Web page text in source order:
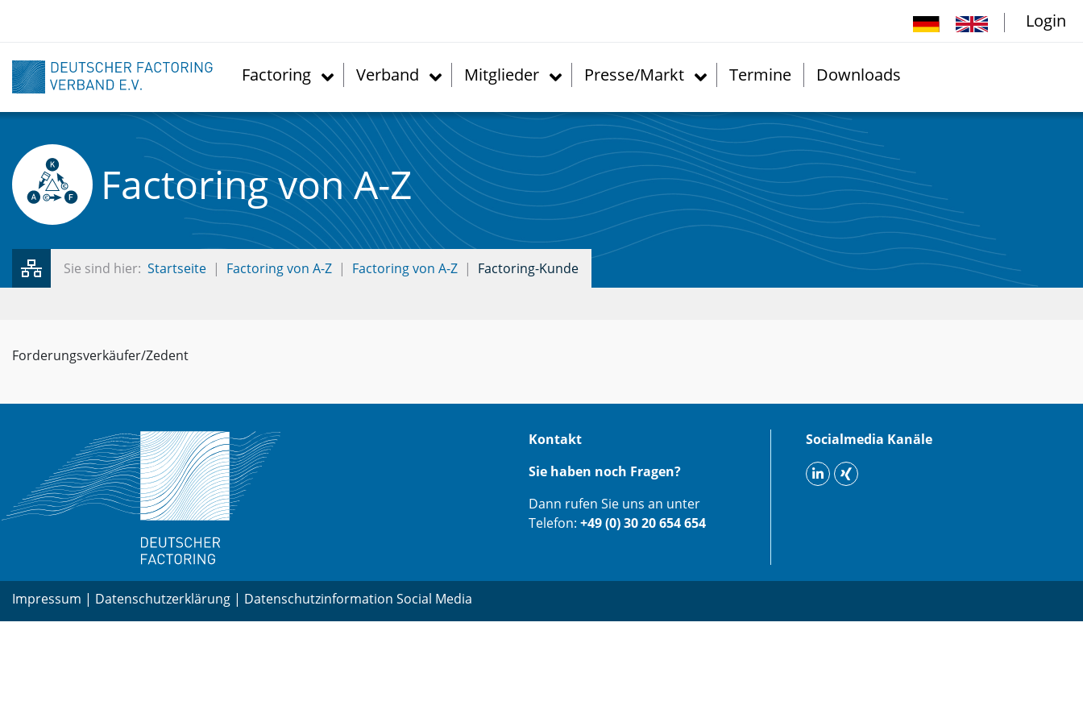
Login
Factoring Verband Mitglieder Presse/Markt Termine Downloads
Factoring von A-Z
Sie sind hier: Startseite Factoring von A-Z Factoring von A-Z Factoring-Kunde
Forderungsverkäufer/Zedent
Kontakt
Sie haben noch Fragen?
Dann rufen Sie uns an unter
Telefon: +49 (0) 30 20 654 654
Socialmedia Kanäle
Impressum | Datenschutzerklärung | Datenschutzinformation Social Media